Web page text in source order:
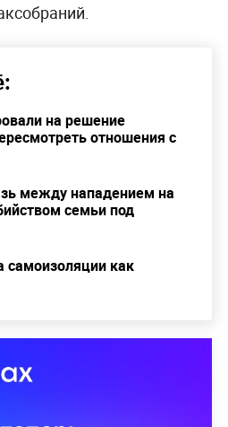
на решение
отношения с
между нападением на
семьи под
самоизоляции как